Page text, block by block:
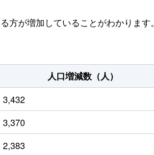
が増加していることがわかります。
人口増減数（人）
3,432
3,370
2,383